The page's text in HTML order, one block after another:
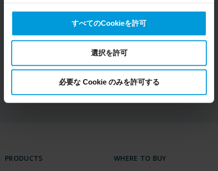
transfers your personal data to the US either based on
your consent, and for Microsoft also based on
Milestone’s legitimate interest. Please click ‘Show details’
for more information.
すべてのCookieを許可
選択を許可
必要な Cookie のみを許可する
2024 - Milestone Systems Modern Slavery
PRODUCTS WHERE TO BUY